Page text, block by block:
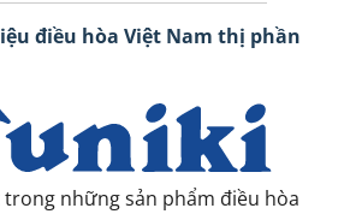
điều hòa Việt Nam thị phần
trong những sản phẩm điều hòa